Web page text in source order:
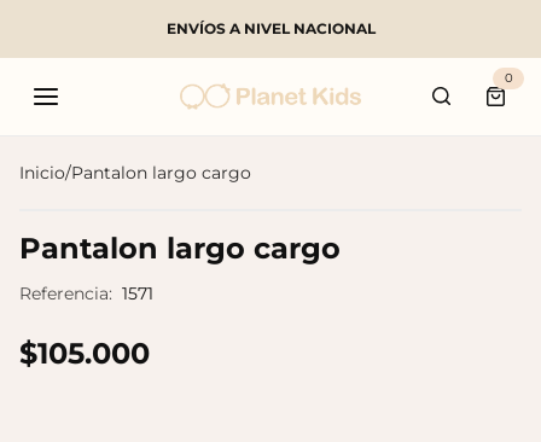
ENVÍOS A NIVEL NACIONAL
0
Inicio/Pantalon largo cargo
Pantalon largo cargo
Referencia: 1571
$105.000
Buscar
Productos populares